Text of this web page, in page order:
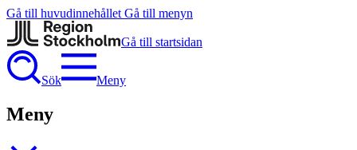
Gå till huvudinnehållet Gå till menyn
Gå till startsidan
Sök Meny
Meny